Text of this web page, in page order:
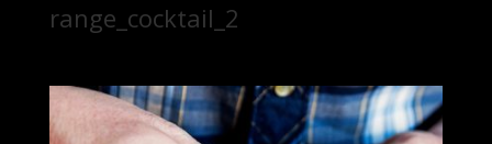
range_cocktail_2